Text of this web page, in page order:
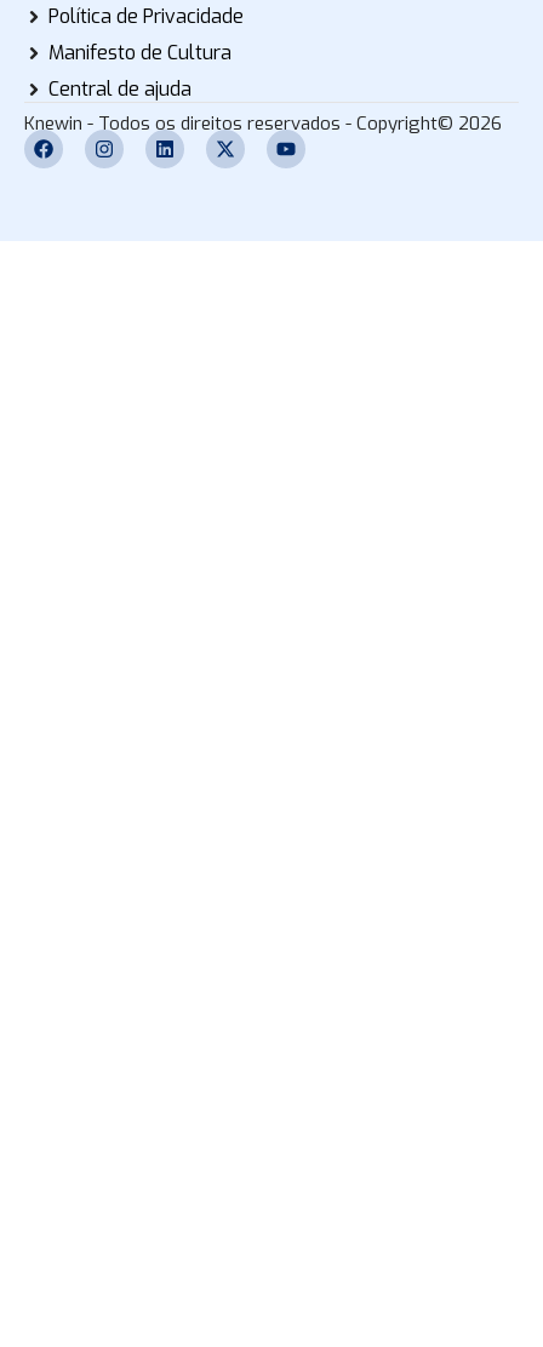
Política de Privacidade
Manifesto de Cultura
Central de ajuda
Knewin - Todos os direitos reservados - Copyright© 2026